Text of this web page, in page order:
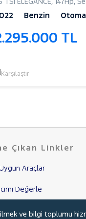
Benzin
TL
Karşılaştır
Çıkan Linkler
Araçlar
Değerle
El Garantive bilgi toplumu